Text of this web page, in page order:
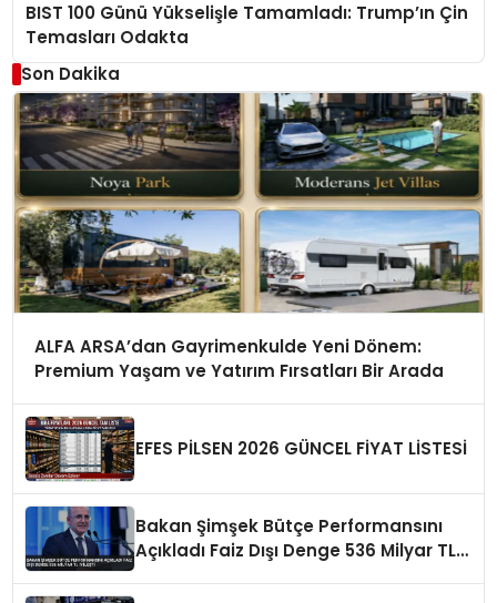
BIST 100 Günü Yükselişle Tamamladı: Trump’ın Çin
Temasları Odakta
Son Dakika
ALFA ARSA’dan Gayrimenkulde Yeni Dönem:
Premium Yaşam ve Yatırım Fırsatları Bir Arada
EFES PİLSEN 2026 GÜNCEL FİYAT LİSTESİ
Bakan Şimşek Bütçe Performansını
Açıkladı Faiz Dışı Denge 536 Milyar TL